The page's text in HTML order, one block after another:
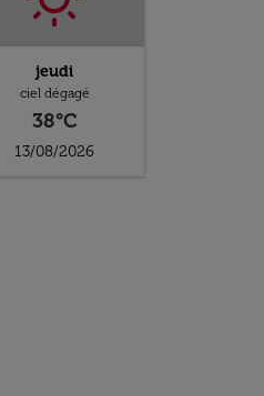
jeudi
ciel dégagé
38°C
13/08/2026